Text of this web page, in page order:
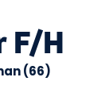
F/H
(66)